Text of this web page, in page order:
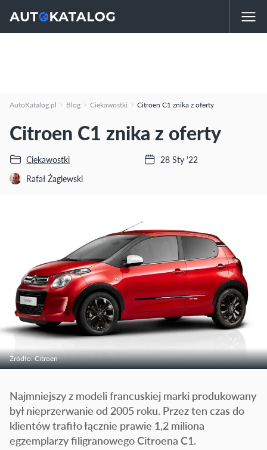
AutoKatalog.pl Blog Ciekawostki Citroen C1 znika z oferty
Citroen C1 znika z oferty
Ciekawostki
Rafał Żaglewski
28 Sty '22
Źródło: Citroen
Najmniejszy z modeli francuskiej marki produkowany
był nieprzerwanie od 2005 roku. Przez ten czas do
klientów trafiło łącznie prawie 1,2 miliona
egzemplarzy filigranowego Citroena C1.